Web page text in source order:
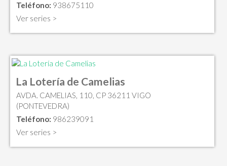
Teléfono: 938675110
Ver series >
La Lotería de Camelias
AVDA. CAMELIAS, 110, CP 36211 VIGO
(PONTEVEDRA)
Teléfono: 986239091
Ver series >